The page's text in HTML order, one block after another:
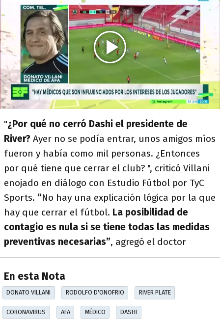
"¿Por qué no cerró Dashi el presidente de
River? Ayer no se podía entrar, unos amigos míos
fueron y había como mil personas. ¿Entonces
por qué tiene que cerrar el club? ", criticó Villani
enojado en diálogo con Estudio Fútbol por TyC
Sports. “No hay una explicación lógica por la que
hay que cerrar el fútbol. La posibilidad de
contagio es nula si se tiene todas las medidas
preventivas necesarias”, agregó el doctor
En esta Nota
DONATO VILLANI RODOLFO D'ONOFRIO RIVER PLATE
CORONAVIRUS AFA MÉDICO DASHI